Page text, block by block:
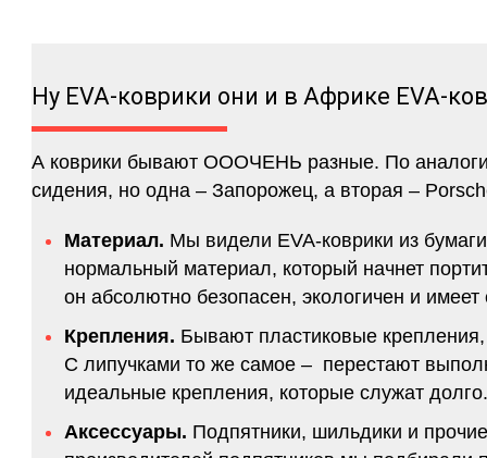
Ну EVA-коврики они и в Африке EVA-
А коврики бывают ОООЧЕНЬ разные. По
сидения, но одна – Запорожец, а вторая –
Материал. Мы видели EVA-коврики из
нормальный материал, который начнет
он абсолютно безопасен, экологичен и
Крепления. Бывают пластиковые
С липучками то же самое – перестают
идеальные крепления, которые служат
Аксессуары. Подпятники, шильдики и